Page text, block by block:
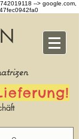
--> google.com,